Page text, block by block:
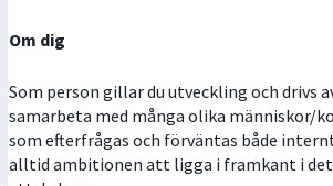
Om dig
Som person gillar du utveckling och drivs
samarbeta med många olika människor/
som efterfrågas och förväntas både
alltid ambitionen att ligga i framkant i det